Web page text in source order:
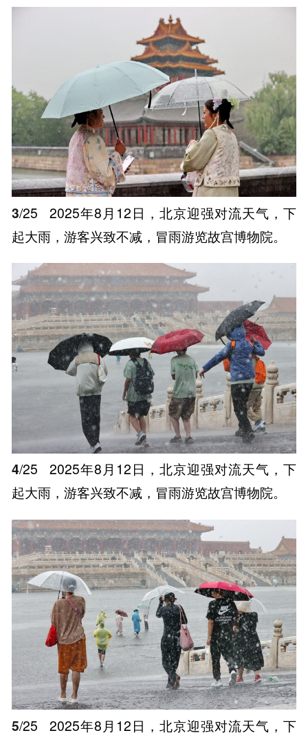
3/25
2025年8月12日，北京迎强对流天气，下
起大雨，游客兴致不减，冒雨游览故宫博物院。
4/25
2025年8月12日，北京迎强对流天气，下
起大雨，游客兴致不减，冒雨游览故宫博物院。
5/25
2025年8月12日，北京迎强对流天气，下